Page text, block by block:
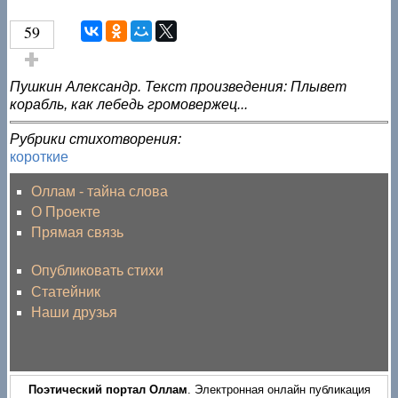
59
Голос за!
Пушкин Александр. Текст произведения: Плывет
корабль, как лебедь громовержец...
Рубрики стихотворения:
короткие
Оллам - тайна слова
О Проекте
Прямая связь
Опубликовать стихи
Статейник
Наши друзья
Поэтический портал Оллам. Электронная онлайн публикация